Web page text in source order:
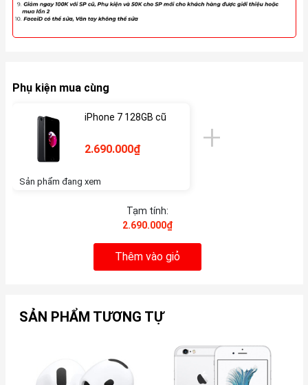
Phụ kiện mua cùng
iPhone 7 128GB cũ
2.690.000₫
Sản phẩm đang xem
Tạm tính:
2.690.000₫
Thêm vào giỏ
SẢN PHẨM TƯƠNG TỰ